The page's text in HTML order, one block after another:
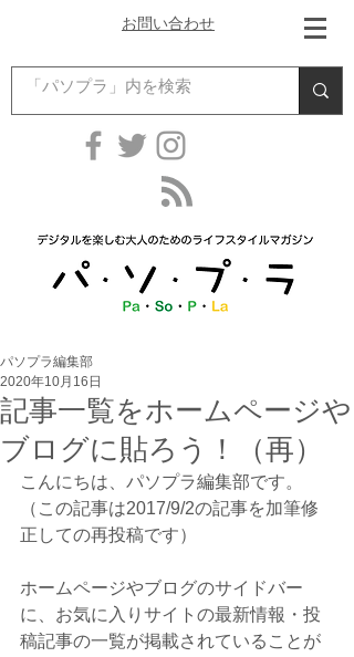
お問い合わせ
記事一覧をホームページや
ブログに貼ろう！（再）
パソプラ編集部
2020年10月16日
こんにちは、パソプラ編集部です。
（この記事は2017/9/2の記事を加筆修
正しての再投稿です）
ホームページやブログのサイドバー
に、お気に入りサイトの最新情報・投
稿記事の一覧が掲載されていることが